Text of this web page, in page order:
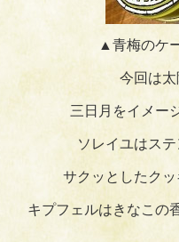
▲青梅のケ
今回は
三日月をイメー
ソレイユはス
サクッとしたク
キプフェルはきなこの